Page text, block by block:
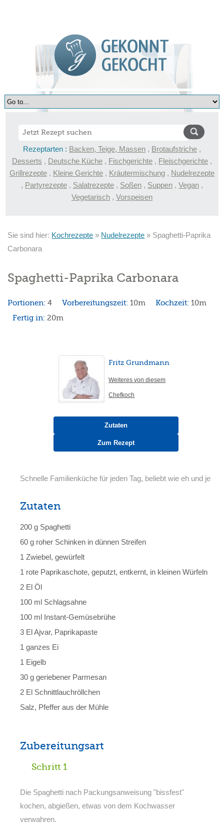
Rezeptarten : Backen, Teige, Massen , Brotaufstriche ,
Desserts , Deutsche Küche , Fischgerichte , Fleischgerichte ,
Grillrezepte , Kleine Gerichte , Kräutermischung , Nudelrezepte
, Partyrezepte , Salatrezepte , Soßen , Suppen , Vegan ,
Vegetarisch , Vorspeisen
Sie sind hier: Kochrezepte » Nudelrezepte » Spaghetti-Paprika
Carbonara
Spaghetti-Paprika Carbonara
Portionen:4 Vorbereitungszeit:10m Kochzeit:10m
Fertig in:20m
Fritz Grundmann
Weiteres von diesem
Chefkoch
Zutaten
Zum Rezept
Schnelle Familienküche für jeden Tag, beliebt wie eh und je
Zutaten
200 g Spaghetti
60 g roher Schinken in dünnen Streifen
1 Zwiebel, gewürfelt
1 rote Paprikaschote, geputzt, entkernt, in kleinen Würfeln
2 El Öl
100 ml Schlagsahne
100 ml Instant-Gemüsebrühe
3 El Ajvar, Paprikapaste
1 ganzes Ei
1 Eigelb
30 g geriebener Parmesan
2 El Schnittlauchröllchen
Salz, Pfeffer aus der Mühle
Zubereitungsart
Schritt 1
Die Spaghetti nach Packungsanweisung "bissfest"
kochen, abgießen, etwas von dem Kochwasser
verwahren.